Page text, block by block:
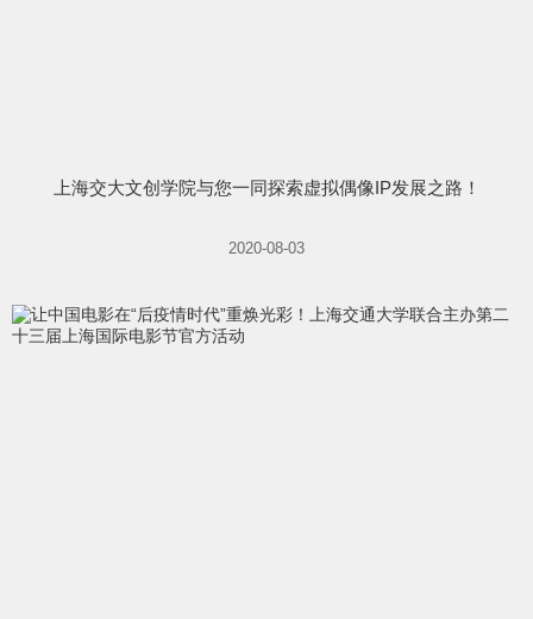
上海交大文创学院与您一同探索虚拟偶像IP发展之路！
2020-08-03